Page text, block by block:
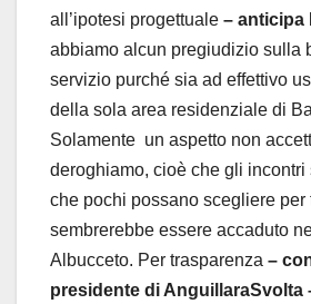
all’ipotesi progettuale – anticipa
abbiamo alcun pregiudizio sulla
servizio purché sia ad effettivo
della sola area residenziale di
Solamente un aspetto non
deroghiamo, cioè che gli
che pochi possano scegliere per
sembrerebbe essere accaduto
Albucceto. Per trasparenza –
presidente di AnguillaraSvolta